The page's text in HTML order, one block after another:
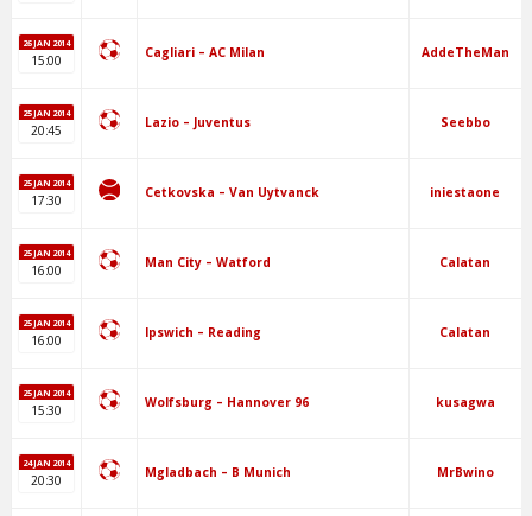
26 JAN 2014
15:00 Cagliari – AC Milan AddeTheMan
25 JAN 2014
20:45 Lazio – Juventus Seebbo
25 JAN 2014
17:30 Cetkovska – Van Uytvanck iniestaone
25 JAN 2014
16:00 Man City – Watford Calatan
25 JAN 2014
16:00 Ipswich – Reading Calatan
25 JAN 2014
15:30 Wolfsburg – Hannover 96 kusagwa
24 JAN 2014
20:30 Mgladbach – B Munich MrBwino